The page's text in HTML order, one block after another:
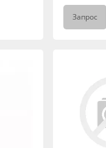
Запрос